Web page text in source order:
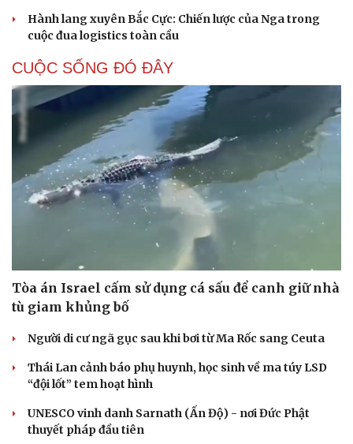
Hành lang xuyên Bắc Cực: Chiến lược của Nga trong
cuộc đua logistics toàn cầu
CUỘC SỐNG ĐÓ ĐÂY
Tòa án Israel cấm sử dụng cá sấu để canh giữ nhà
tù giam khủng bố
Người di cư ngã gục sau khi bơi từ Ma Rốc sang Ceuta
Thái Lan cảnh báo phụ huynh, học sinh về ma túy LSD
“đội lốt” tem hoạt hình
UNESCO vinh danh Sarnath (Ấn Độ) - nơi Đức Phật
thuyết pháp đầu tiên